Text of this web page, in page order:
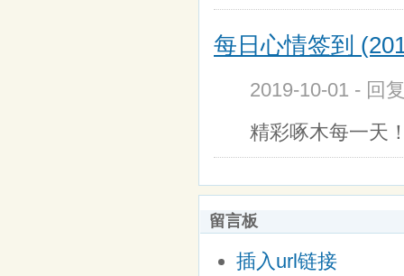
每日心情签到
2019-10-01 - 回
精彩啄木每一天
留言板
插入url链接